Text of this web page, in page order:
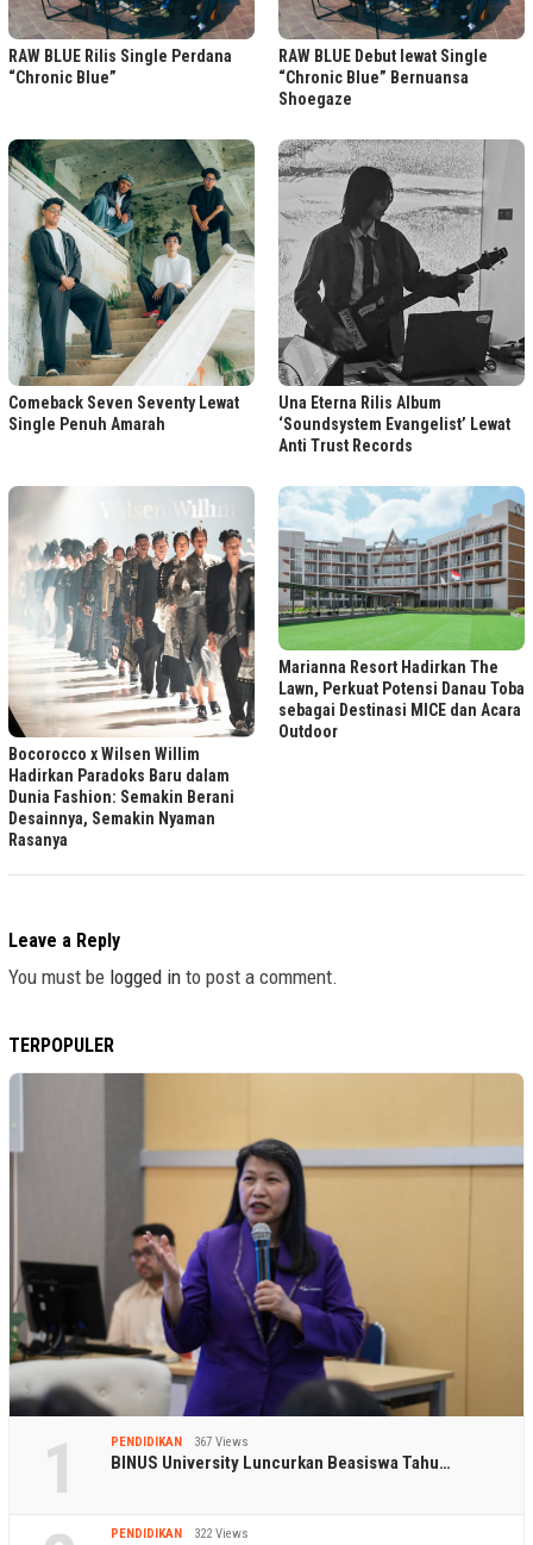
RAW BLUE Rilis Single Perdana
“Chronic Blue”
RAW BLUE Debut lewat Single
“Chronic Blue” Bernuansa
Shoegaze
Comeback Seven Seventy Lewat
Single Penuh Amarah
Una Eterna Rilis Album
‘Soundsystem Evangelist’ Lewat
Anti Trust Records
Bocorocco x Wilsen Willim
Hadirkan Paradoks Baru dalam
Dunia Fashion: Semakin Berani
Desainnya, Semakin Nyaman
Rasanya
Marianna Resort Hadirkan The
Lawn, Perkuat Potensi Danau Toba
sebagai Destinasi MICE dan Acara
Outdoor
Leave a Reply
You must be logged in to post a comment.
TERPOPULER
1 PENDIDIKAN 367 Views
BINUS University Luncurkan Beasiswa Tahu…
PENDIDIKAN 322 Views